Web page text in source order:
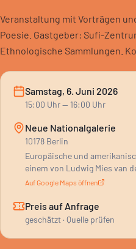
Veranstaltung mit Vorträgen
Poesie. Gastgeber: Sufi-
Ethnologische Sammlungen.
Samstag, 6. Juni 2026
15:00 Uhr— 16:00 Uhr
Neue Nationalgalerie
10178 Berlin
Europäische und
einem von Ludwig Mies van
Auf Google Maps öffnen
Preis auf Anfrage
geschätzt · Quelle prüfen